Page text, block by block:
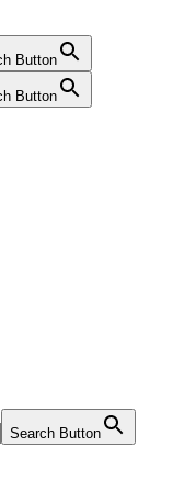
Button
Button
Search Button